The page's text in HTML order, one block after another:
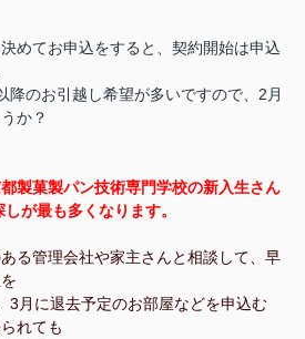
めてお申込をすると、契約開始は申込
降のお引越し希望が多いですので、2月
か？
製菓製パン技術専門学校の新入生さん
が最も多くなります。
る管理会社や家主さんと相談して、早
3月に退去予定のお部屋などを申込む
れても